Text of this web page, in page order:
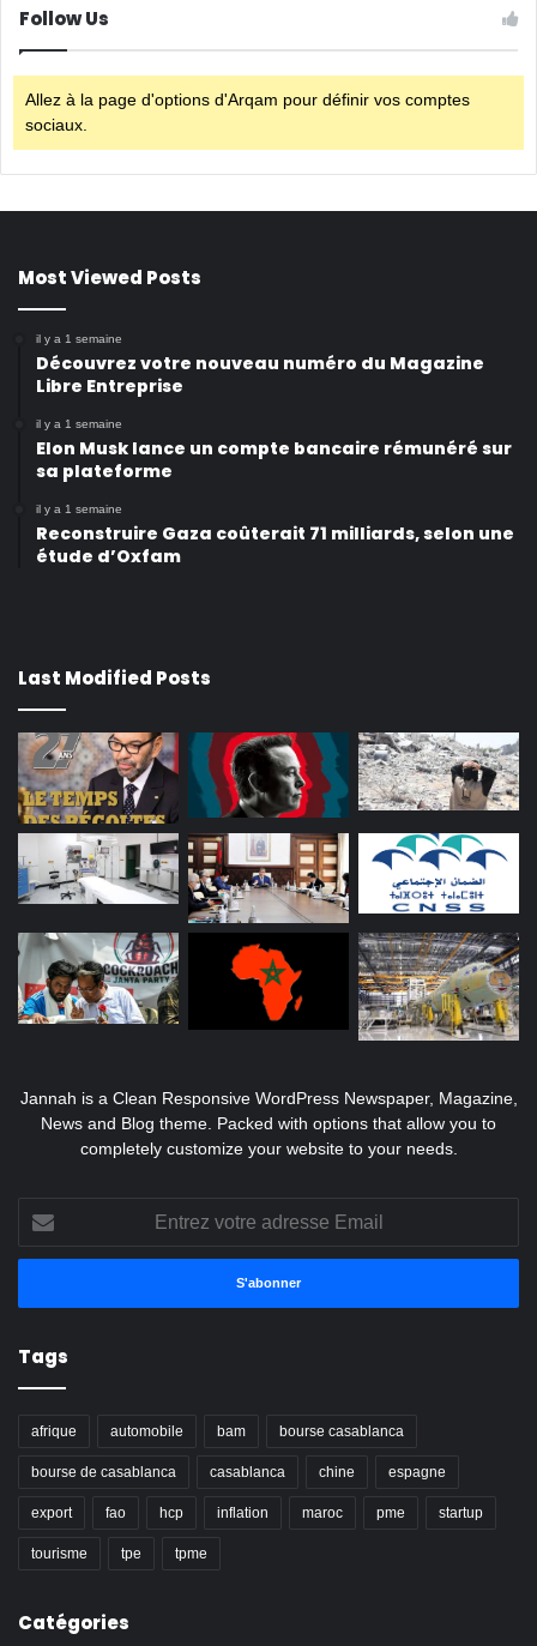
Follow Us
Allez à la page d'options d'Arqam pour définir vos comptes
sociaux.
Most Viewed Posts
il y a 1 semaine
Découvrez votre nouveau numéro du Magazine
Libre Entreprise
il y a 1 semaine
Elon Musk lance un compte bancaire rémunéré sur
sa plateforme
il y a 1 semaine
Reconstruire Gaza coûterait 71 milliards, selon une
étude d’Oxfam
Last Modified Posts
Jannah is a Clean Responsive WordPress Newspaper, Magazine,
News and Blog theme. Packed with options that allow you to
completely customize your website to your needs.
votre
adresse
Tags
afrique automobile bam bourse casablanca
bourse de casablanca casablanca chine espagne
export fao hcp inflation maroc pme startup
tourisme tpe tpme
Catégories